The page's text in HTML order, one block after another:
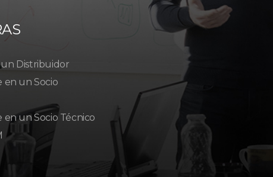
Distribuidor
en un Socio
en un Socio Técnico